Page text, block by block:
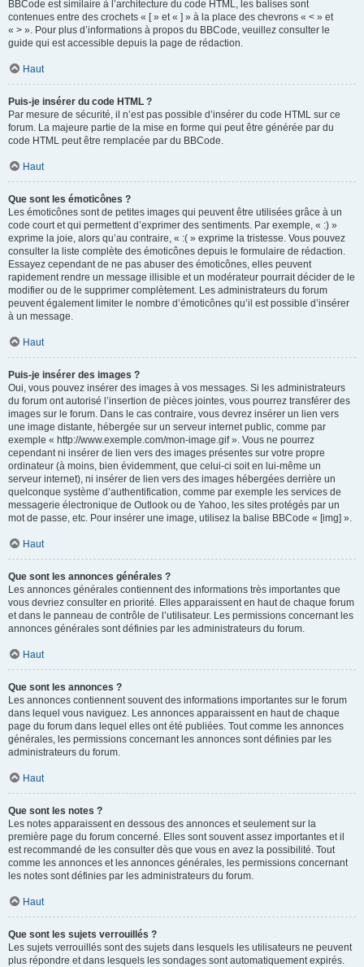
BBCode est similaire à l’architecture du code HTML, les balises sont
contenues entre des crochets « [ » et « ] » à la place des chevrons « < » et
« > ». Pour plus d’informations à propos du BBCode, veuillez consulter le
guide qui est accessible depuis la page de rédaction.
Haut
Puis-je insérer du code HTML ?
Par mesure de sécurité, il n’est pas possible d’insérer du code HTML sur ce
forum. La majeure partie de la mise en forme qui peut être générée par du
code HTML peut être remplacée par du BBCode.
Haut
Que sont les émoticônes ?
Les émoticônes sont de petites images qui peuvent être utilisées grâce à un
code court et qui permettent d’exprimer des sentiments. Par exemple, « :) »
exprime la joie, alors qu’au contraire, « :( » exprime la tristesse. Vous pouvez
consulter la liste complète des émoticônes depuis le formulaire de rédaction.
Essayez cependant de ne pas abuser des émoticônes, elles peuvent
rapidement rendre un message illisible et un modérateur pourrait décider de le
modifier ou de le supprimer complètement. Les administrateurs du forum
peuvent également limiter le nombre d’émoticônes qu’il est possible d’insérer
à un message.
Haut
Puis-je insérer des images ?
Oui, vous pouvez insérer des images à vos messages. Si les administrateurs
du forum ont autorisé l’insertion de pièces jointes, vous pourrez transférer des
images sur le forum. Dans le cas contraire, vous devrez insérer un lien vers
une image distante, hébergée sur un serveur internet public, comme par
exemple « http://www.exemple.com/mon-image.gif ». Vous ne pourrez
cependant ni insérer de lien vers des images présentes sur votre propre
ordinateur (à moins, bien évidemment, que celui-ci soit en lui-même un
serveur internet), ni insérer de lien vers des images hébergées derrière un
quelconque système d’authentification, comme par exemple les services de
messagerie électronique de Outlook ou de Yahoo, les sites protégés par un
mot de passe, etc. Pour insérer une image, utilisez la balise BBCode « [img] ».
Haut
Que sont les annonces générales ?
Les annonces générales contiennent des informations très importantes que
vous devriez consulter en priorité. Elles apparaissent en haut de chaque forum
et dans le panneau de contrôle de l’utilisateur. Les permissions concernant les
annonces générales sont définies par les administrateurs du forum.
Haut
Que sont les annonces ?
Les annonces contiennent souvent des informations importantes sur le forum
dans lequel vous naviguez. Les annonces apparaissent en haut de chaque
page du forum dans lequel elles ont été publiées. Tout comme les annonces
générales, les permissions concernant les annonces sont définies par les
administrateurs du forum.
Haut
Que sont les notes ?
Les notes apparaissent en dessous des annonces et seulement sur la
première page du forum concerné. Elles sont souvent assez importantes et il
est recommandé de les consulter dès que vous en avez la possibilité. Tout
comme les annonces et les annonces générales, les permissions concernant
les notes sont définies par les administrateurs du forum.
Haut
Que sont les sujets verrouillés ?
Les sujets verrouillés sont des sujets dans lesquels les utilisateurs ne peuvent
plus répondre et dans lesquels les sondages sont automatiquement expirés.